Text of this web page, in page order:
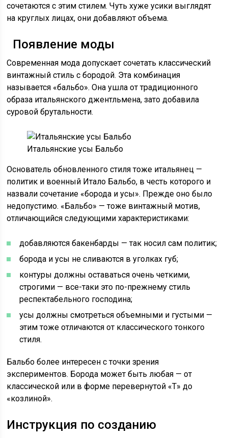
сочетаются с этим стилем. Чуть хуже усики выглядят
на круглых лицах, они добавляют объема.
Появление моды
Современная мода допускает сочетать классический
винтажный стиль с бородой. Эта комбинация
называется «бальбо». Она ушла от традиционного
образа итальянского джентльмена, зато добавила
суровой брутальности.
Итальянские усы Бальбо
Основатель обновленного стиля тоже итальянец —
политик и военный Итало Бальбо, в честь которого и
назвали сочетание «борода и усы». Прежде оно было
недопустимо. «Бальбо» — тоже винтажный мотив,
отличающийся следующими характеристиками:
добавляются бакенбарды — так носил сам политик;
борода и усы не сливаются в уголках губ;
контуры должны оставаться очень четкими,
строгими — все-таки это по-прежнему стиль
респектабельного господина;
усы должны смотреться объемными и густыми —
этим тоже отличаются от классического тонкого
стиля.
Бальбо более интересен с точки зрения
экспериментов. Борода может быть любая — от
классической или в форме перевернутой «Т» до
«козлиной».
Инструкция по созданию